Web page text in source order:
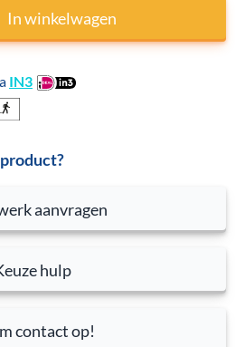
In winkelwagen
IN3
contact op!
hulp
aanvragen